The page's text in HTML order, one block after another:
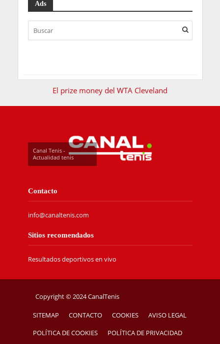
Ads
El prize money del WTA Cleveland
Canal Tenis -
Actualidad tenis
Contacto
info@canaltenis.com
Sitios recomendados
Resultados deportivos en vivo
Copyright © 2024 CanalTenis
SITEMAP CONTACTO COOKIES AVISO LEGAL
POLÍTICA DE COOKIES POLÍTICA DE PRIVACIDAD